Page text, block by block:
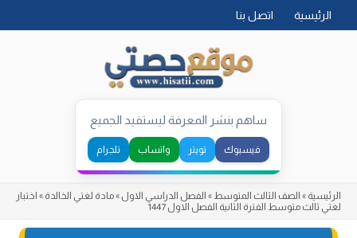
الرئيسية اتصل بنا
ساهم بنشر المعرفة ليستفيد الجميع
فيسبوك تويتر واتساب تلجرام
الرئيسية » الصف الثالث المتوسط » الفصل الدراسي الاول »مادة لغتي الخالدة » اختبار
لغتي ثالث متوسط الفترة الثانية الفصل الاول 1447